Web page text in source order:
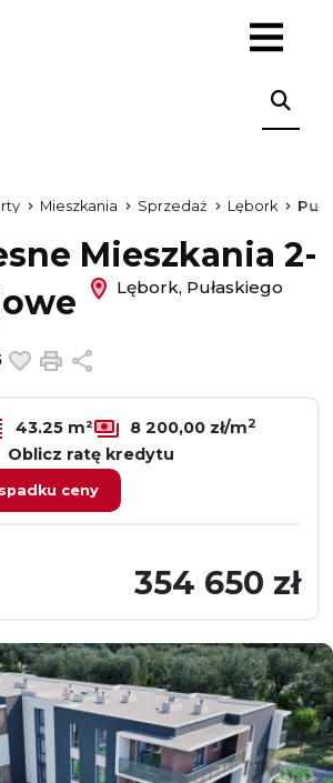
Mieszkania Sprzedaż Lębork
Mieszkania 2-
Lębork, Pułaskiego
Dodaj do ulubionych
Drukuj
43.25 m² 8 200,00 zł/m2
Oblicz ratę kredytu
ceny
354 650 zł